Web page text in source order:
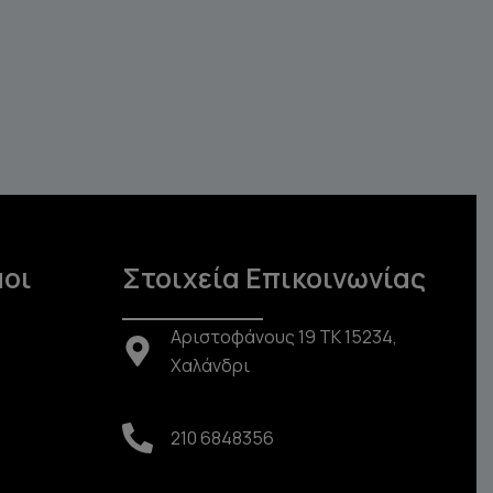
Στοιχεία Επικοινωνίας
Αριστοφάνους 19 TK 15234,
Χαλάνδρι
210 6848356